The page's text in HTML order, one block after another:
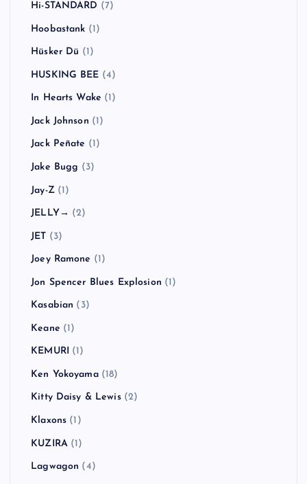
Hi-STANDARD (7)
Hoobastank (1)
Hüsker Dü (1)
HUSKING BEE (4)
In Hearts Wake (1)
Jack Johnson (1)
Jack Peñate (1)
Jake Bugg (3)
Jay-Z(1)
JELLY→ (2)
JET (3)
Joey Ramone (1)
Jon Spencer Blues Explosion (1)
Kasabian (3)
Keane (1)
KEMURI (1)
Ken Yokoyama(18)
Kitty Daisy & Lewis(2)
Klaxons (1)
KUZIRA(1)
Lagwagon (4)